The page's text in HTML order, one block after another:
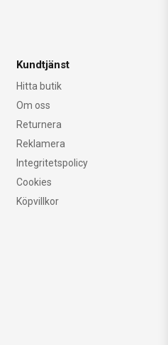
Kundtjänst
Hitta butik
Om oss
Returnera
Reklamera
Integritetspolicy
Cookies
Köpvillkor